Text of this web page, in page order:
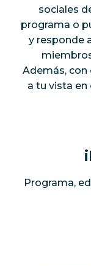
sociales
programa o
y responde
Además, con
a tu vista en
Programa,